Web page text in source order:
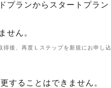
プランからスタートプラン
せん。
後、再度Ｌステップを新規にお申し込
することはできません。